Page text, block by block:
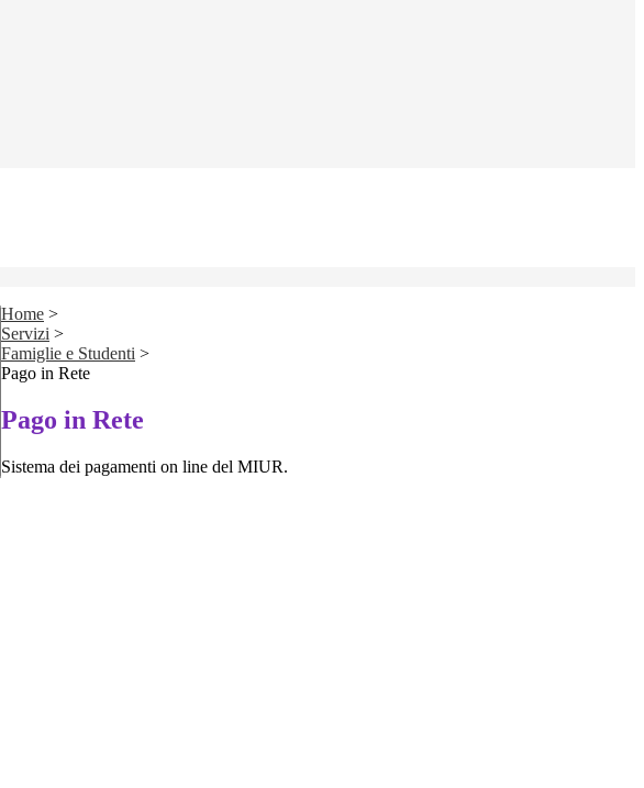
Home >
Servizi >
Famiglie e Studenti >
Pago in Rete
Pago in Rete
Sistema dei pagamenti on line del MIUR.